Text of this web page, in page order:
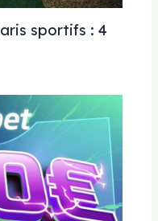
sportifs : 4